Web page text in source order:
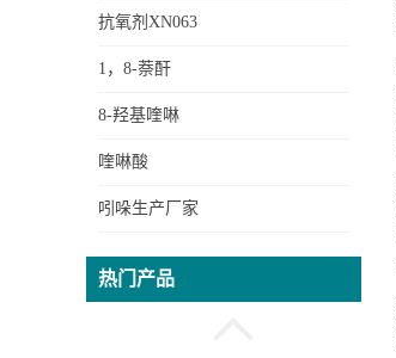
抗氧剂XN063
1，8-萘酐
8-羟基喹啉
喹啉酸
吲哚生产厂家
热门产品
OPPEA苯基苯酚乙氧基丙